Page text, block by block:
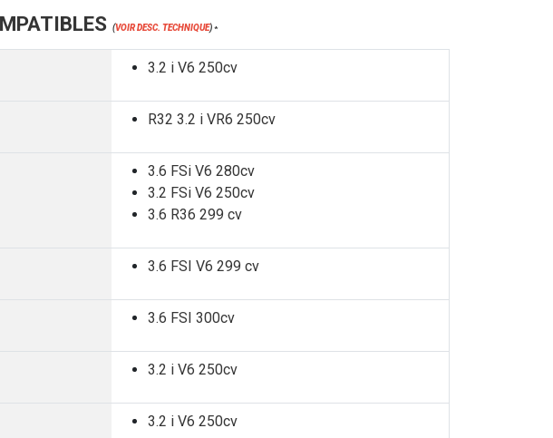
(VOIR DESC. TECHNIQUE) *
3.2 i V6 250cv
R32 3.2 i VR6 250cv
3.6 FSi V6 280cv
3.2 FSi V6 250cv
3.6 R36 299 cv
3.6 FSI V6 299 cv
3.6 FSI 300cv
3.2 i V6 250cv
3.2 i V6 250cv